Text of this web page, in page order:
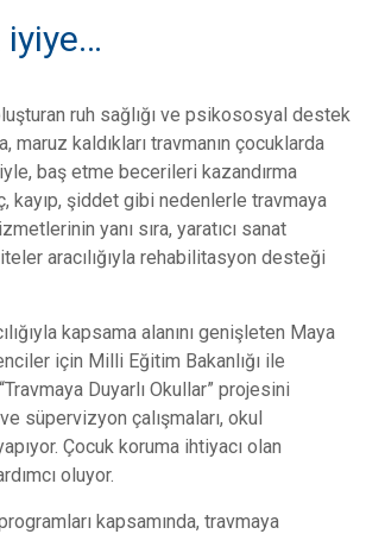
iyiye…
ruh sağlığı ve psikososyal destek
maruz kaldıkları travmanın çocuklarda
baş etme becerileri kazandırma
kayıp, şiddet gibi nedenlerle travmaya
yanı sıra, yaratıcı sanat
aracılığıyla rehabilitasyon desteği
kapsama alanını genişleten Maya
için Milli Eğitim Bakanlığı ile
Duyarlı Okullar” projesini
süpervizyon çalışmaları, okul
Çocuk koruma ihtiyacı olan
oluyor.
kapsamında, travmaya